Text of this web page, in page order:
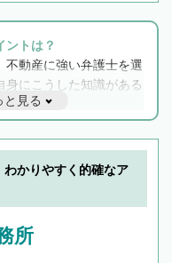
ントは？
不動産に強い弁護士を選
身にこうした知識がある
ムーズに進み、トラブル
トータルで任せることが
は感情がからむ分野なの
す。実際に電話や面談
してウマが合う方に依
と見る
わかりやすく的確なア
所